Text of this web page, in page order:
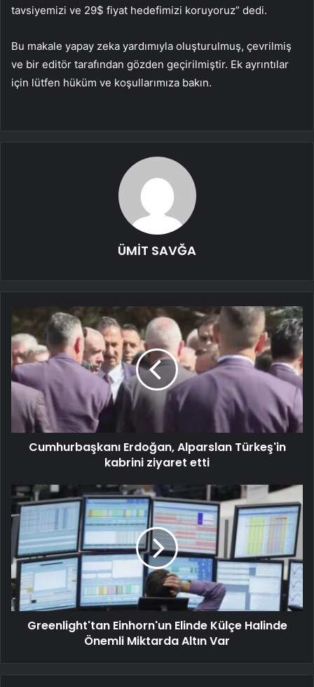
tavsiyemizi ve 29$ fiyat hedefimizi koruyoruz” dedi.
Bu makale yapay zeka yardımıyla oluşturulmuş, çevrilmiş
ve bir editör tarafından gözden geçirilmiştir. Ek ayrıntılar
için lütfen hüküm ve koşullarımıza bakın.
ÜMİT SAVĞA
Cumhurbaşkanı Erdoğan, Alparslan Türkeş'in
kabrini ziyaret etti
Greenlight'tan Einhorn'un Elinde Külçe Halinde
Önemli Miktarda Altın Var